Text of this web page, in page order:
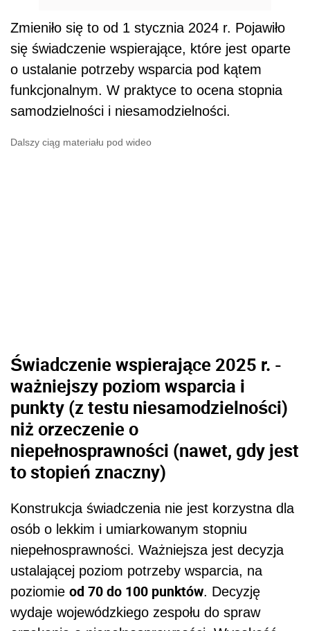
Zmieniło się to od 1 stycznia 2024 r. Pojawiło
się świadczenie wspierające, które jest oparte
o ustalanie potrzeby wsparcia pod kątem
funkcjonalnym. W praktyce to ocena stopnia
samodzielności i niesamodzielności.
Dalszy ciąg materiału pod wideo
Świadczenie wspierające 2025 r. -
ważniejszy poziom wsparcia i
punkty (z testu niesamodzielności)
niż orzeczenie o
niepełnosprawności (nawet, gdy jest
to stopień znaczny)
Konstrukcja świadczenia nie jest korzystna dla
osób o lekkim i umiarkowanym stopniu
niepełnosprawności. Ważniejsza jest decyzja
ustalającej poziom potrzeby wsparcia, na
poziomie od 70 do 100 punktów. Decyzję
wydaje wojewódzkiego zespołu do spraw